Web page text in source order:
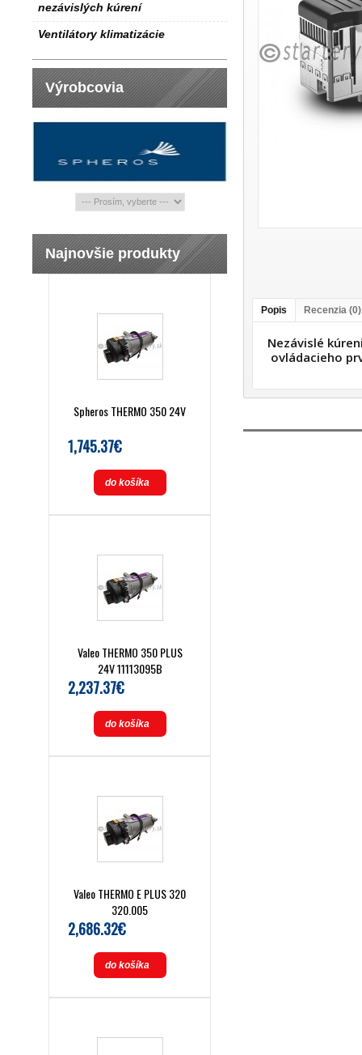
nezávislých kúrení
Ventilátory klimatizácie
Výrobcovia
Najnovšie produkty
Spheros THERMO 350 24V
1,745.37€
do košíka
Valeo THERMO 350 PLUS
24V 11113095B
2,237.37€
do košíka
Valeo THERMO E PLUS 320
320.005
2,686.32€
do košíka
Popis Recenzia (0)
Nezávislé
ovládacieho